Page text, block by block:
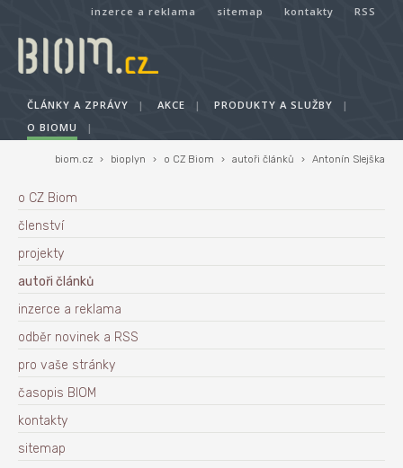
inzerce a reklama sitemap kontakty RSS
ČLÁNKY A ZPRÁVY | AKCE | PRODUKTY A SLUŽBY
|
O BIOMU
|
biom.cz › bioplyn › o CZ Biom › autoři článků › Antonín Slejška
o CZ Biom
členství
projekty
autoři článků
inzerce a reklama
odběr novinek a RSS
pro vaše stránky
časopis BIOM
kontakty
sitemap